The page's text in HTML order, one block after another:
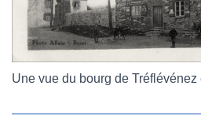
Une vue du bourg de